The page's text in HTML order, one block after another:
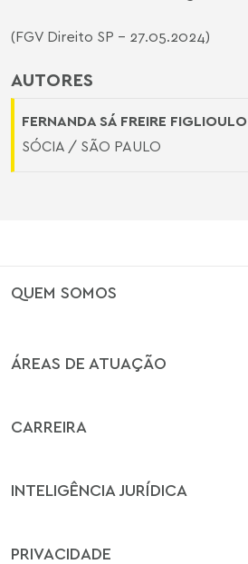
AUTORES
FERNANDA SÁ FREIRE FIGLIOULO
SÓCIA / SÃO PAULO
(FGV Direito SP - 27.05.2024)
QUEM SOMOS
ÁREAS DE ATUAÇÃO
CARREIRA
INTELIGÊNCIA JURÍDICA
PRIVACIDADE